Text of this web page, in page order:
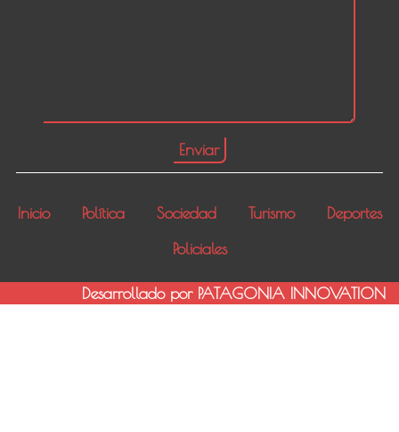
Inicio Política Sociedad Turismo
Deportes
Policiales
Desarrollado por PATAGONIA INNOVATION